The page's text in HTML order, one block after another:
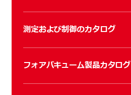
測定および制御のカタログ
フォアバキューム製品カタログ